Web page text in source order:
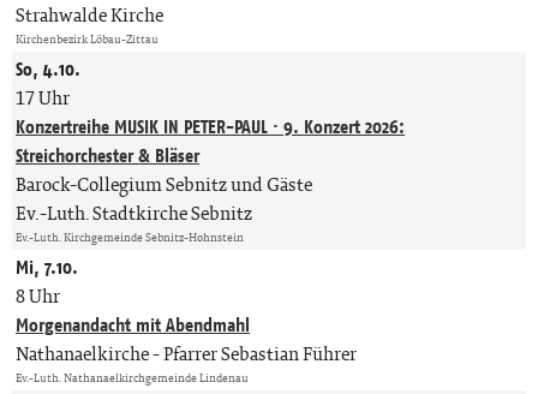
Strahwalde Kirche
Kirchenbezirk Löbau-Zittau
So, 4.10.
17 Uhr
Konzertreihe MUSIK IN PETER-PAUL · 9. Konzert 2026:
Streichorchester & Bläser
Barock-Collegium Sebnitz und Gäste
Ev.-Luth. Stadtkirche Sebnitz
Ev.-Luth. Kirchgemeinde Sebnitz-Hohnstein
Mi, 7.10.
8 Uhr
Morgenandacht mit Abendmahl
Nathanaelkirche Pfarrer Sebastian Führer
Ev.-Luth. Nathanaelkirchgemeinde Lindenau